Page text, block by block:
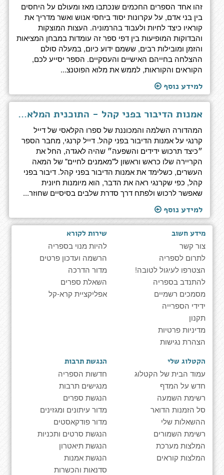
זהו אחד הספרים החכמים שנכתבו מאז ומעולם על היחסים
בין בני אדם, על עקרונות יסוד ביחסי אנוש ואשר מדריך את
קוראיו כיצד לחיות ולעבוד בהרמוניה. העצות המוצקות
והבדוקות המופיעות בין דפי ספר זה עומדות במבחן המציאות
והזמן ומובילות רבים, ששמם ידוע כיום, במעלה סולם
ההצלחה בחייהם האישיים והעסקיים. הספר יסייע לכם,
הקוראים והקוראות, לממש את מלוא הפוטנצ...
למידע נוסף
אמנות הדיבור בפני קהל - התוכנית המלאה, ערוכה מחדש ומעודכנת על ידי דוקטור ארתור פל
המהדורה השלמה והמכוננת של ספרו הקלאסי של דייל
קרנגי על אמנות הדיבור בפני קהל. דייל קרנגי, מחבר הספר
״כיצד תרכוש ידידים והשפעה״ שהיה לאגדה, החל את
הקריירה שלו כראש וראשון ל"מאמנים לחיים" של המאה
העשרים, כשלימד את אמנות הדיבור בפני קהל. דיבור בפני
קהל, כפי שקרנגי ראה את הדבר, הוא מיומנות חיונית
שאפשר לרכוש ולפתח דרך סדרת שלבים בסיסיים שחוזר...
למידע נוסף
מידע חשוב
צור קשר
לתרום לספריה
הצטרפו לעיגול לטובה!
להתנדב בספריה
מסמכים רשמיים
ידידי הספרייה
תקנון
מדיניות פרטיות
הצהרת נגישות
שירות לקורא
להיות מנוי בספריה
הרשמה ועדכון פרטים
מדור הדרכה
השאלת ספרים
אפליקציית קרא-קל
הקטלוג שלי
עמוד הבית של הקטלוג
חדש על המדף
רשימת השמעה
סל הזמנות הדואר
ההשאלות שלי
רשימת השמורים
המלצות מערכת
המלצות קוראים
הנגשת תרבות
חדשות הספריה
מנגישים תרבות
הנגשת ספרים
מדור עיתונים ומגזינים
מדור פודקאסטים
הנגשת סרטים ותכניות
הנגשת תיאטרון
הנגשת אמנות
סדנאות והכשרות